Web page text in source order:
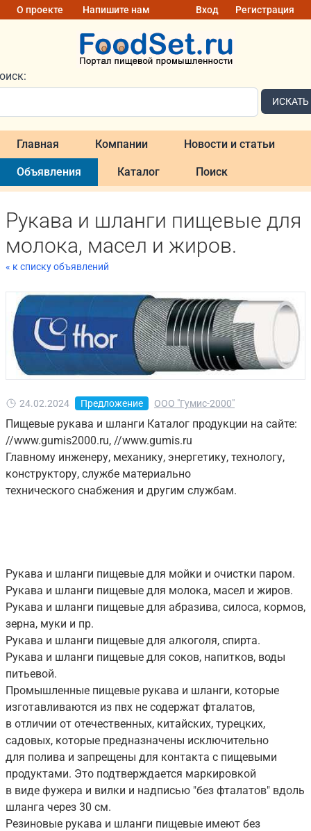
О проекте Напишите нам Вход Регистрация
ИСКАТЬ
Главная Компании Новости и статьи
Объявления Каталог Поиск
Рукава и шланги пищевые для
молока, масел и жиров.
« к списку объявлений
24.02.2024 Предложение ООО "Гумис-2000"
Пищевые рукава и шланги Каталог продукции на сайте:
//www.gumis2000.ru, //www.gumis.ru
Главному инженеру, механику, энергетику, технологу,
конструктору, службе материально
технического снабжения и другим службам.
Рукава и шланги пищевые для мойки и очистки паром.
Рукава и шланги пищевые для молока, масел и жиров.
Рукава и шланги пищевые для абразива, силоса, кормов,
зерна, муки и пр.
Рукава и шланги пищевые для алкоголя, спирта.
Рукава и шланги пищевые для соков, напитков, воды
питьевой.
Промышленные пищевые рукава и шланги, которые
изготавливаются из пвх не содержат фталатов,
в отличии от отечественных, китайских, турецких,
садовых, которые предназначены исключительно
для полива и запрещены для контакта с пищевыми
продуктами. Это подтверждается маркировкой
в виде фужера и вилки и надписью "без фталатов" вдоль
шланга через 30 см.
Резиновые рукава и шланги пищевые имеют без